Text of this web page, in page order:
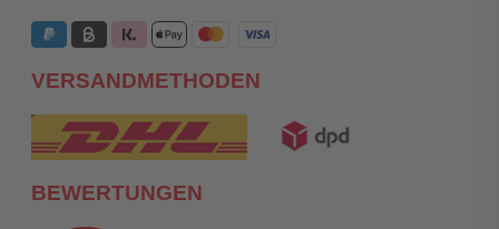
VERSANDMETHODEN
BEWERTUNGEN